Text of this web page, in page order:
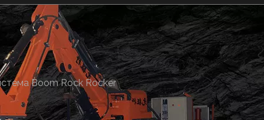
English
Boom Rock Rocker